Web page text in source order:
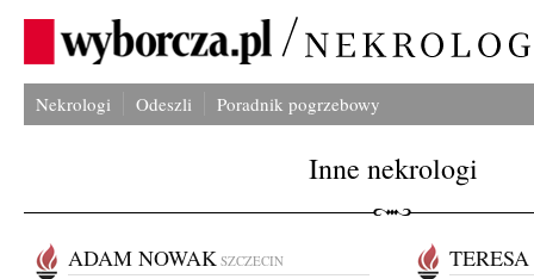
Nekrologi Odeszli Poradnik pogrzebowy
Inne nekrologi
ADAM NOWAK SZCZECIN